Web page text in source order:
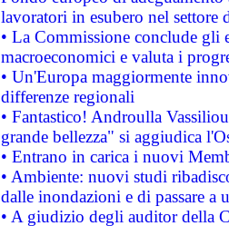
lavoratori in esubero nel
• La Commissione conclude
macroeconomici e valuta i
• Un'Europa maggiormente
differenze regionali
• Fantastico! Androulla
grande bellezza" si aggiudica
• Entrano in carica i nuovi
• Ambiente: nuovi studi
dalle inondazioni e di passare a
• A giudizio degli auditor della